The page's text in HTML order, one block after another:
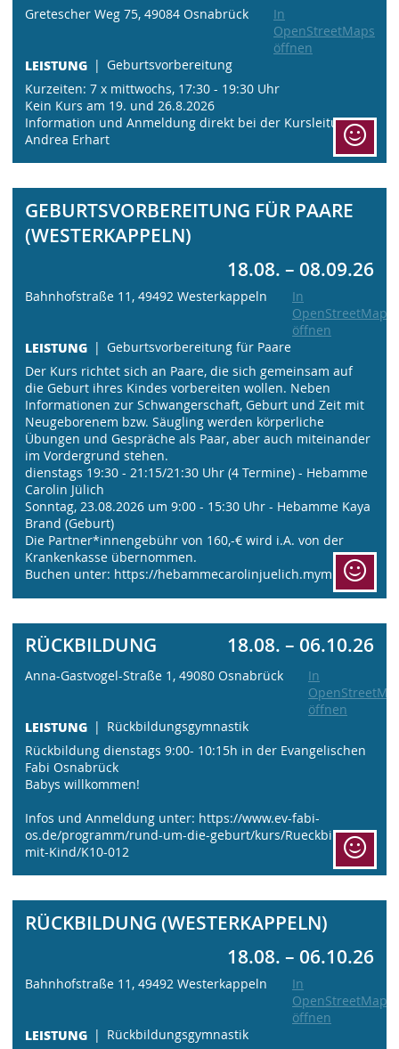
Gretescher Weg 75, 49084 Osnabrück
In
OpenStreetMaps
öffnen
LEISTUNG
Geburtsvorbereitung
Kurzeiten: 7 x mittwochs, 17:30 - 19:30 Uhr
Kein Kurs am 19. und 26.8.2026
Information und Anmeldung direkt bei der Kursleitung
Andrea Erhart
GEBURTSVORBEREITUNG FÜR PAARE
(WESTERKAPPELN)
18.08. – 08.09.26
Bahnhofstraße 11, 49492 Westerkappeln
In
OpenStreetMaps
öffnen
LEISTUNG
Geburtsvorbereitung für Paare
Der Kurs richtet sich an Paare, die sich gemeinsam auf
die Geburt ihres Kindes vorbereiten wollen. Neben
Informationen zur Schwangerschaft, Geburt und Zeit mit
Neugeborenem bzw. Säugling werden körperliche
Übungen und Gespräche als Paar, aber auch miteinander
im Vordergrund stehen.
dienstags 19:30 - 21:15/21:30 Uhr (4 Termine) - Hebamme
Carolin Jülich
Sonntag, 23.08.2026 um 9:00 - 15:30 Uhr - Hebamme Kaya
Brand (Geburt)
Die Partner*innengebühr von 160,-€ wird i.A. von der
Krankenkasse übernommen.
Buchen unter: https://hebammecarolinjuelich.mymiya.de
RÜCKBILDUNG 18.08. – 06.10.26
Anna-Gastvogel-Straße 1, 49080 Osnabrück
In
öffnen
LEISTUNG
Rückbildungsgymnastik
Rückbildung dienstags 9:00- 10:15h in der Evangelischen
Fabi Osnabrück
Babys willkommen!
Infos und Anmeldung unter: https://www.ev-fabi-
os.de/programm/rund-um-die-geburt/kurs/Rueckbildung-
mit-Kind/K10-012
RÜCKBILDUNG (WESTERKAPPELN)
18.08. – 06.10.26
Bahnhofstraße 11, 49492 Westerkappeln
In
OpenStreetMaps
öffnen
LEISTUNG
Rückbildungsgymnastik